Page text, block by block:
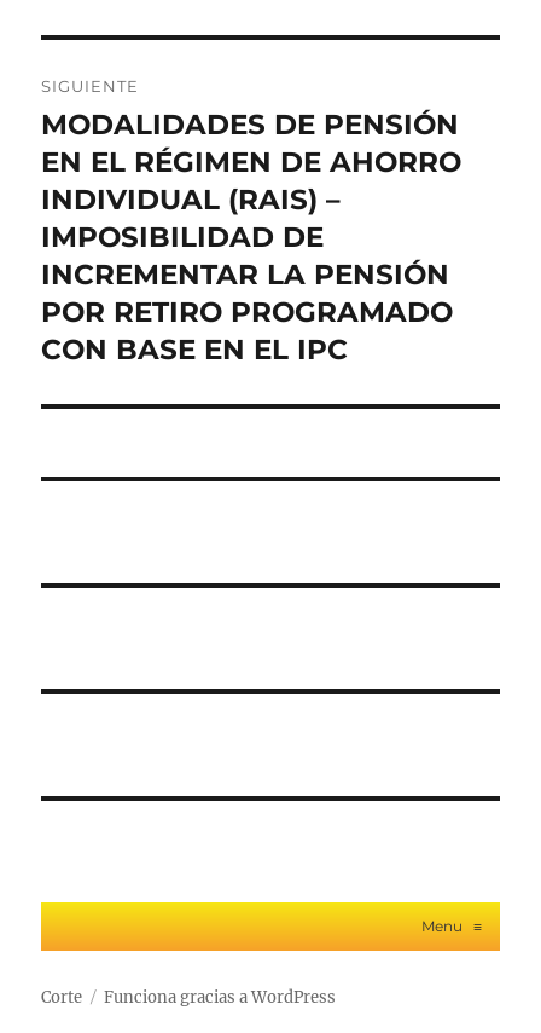
SIGUIENTE
Entrada
siguiente:
MODALIDADES DE PENSIÓN
EN EL RÉGIMEN DE AHORRO
INDIVIDUAL (RAIS) –
IMPOSIBILIDAD DE
INCREMENTAR LA PENSIÓN
POR RETIRO PROGRAMADO
CON BASE EN EL IPC
Menu ≡
Corte Funciona gracias a WordPress